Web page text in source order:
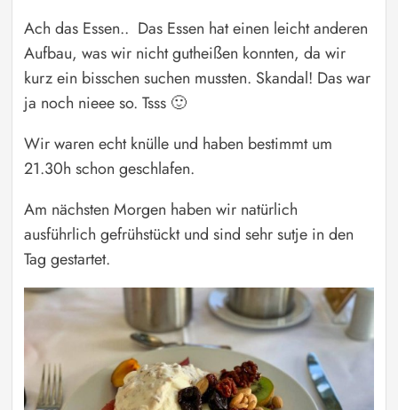
Ach das Essen.. Das Essen hat einen leicht anderen
Aufbau, was wir nicht gutheißen konnten, da wir
kurz ein bisschen suchen mussten. Skandal! Das war
ja noch nieee so. Tsss 🙂
Wir waren echt knülle und haben bestimmt um
21.30h schon geschlafen.
Am nächsten Morgen haben wir natürlich
ausführlich gefrühstückt und sind sehr sutje in den
Tag gestartet.